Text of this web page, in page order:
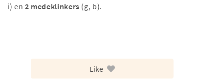
i) en 2 medeklinkers (g, b).
Like